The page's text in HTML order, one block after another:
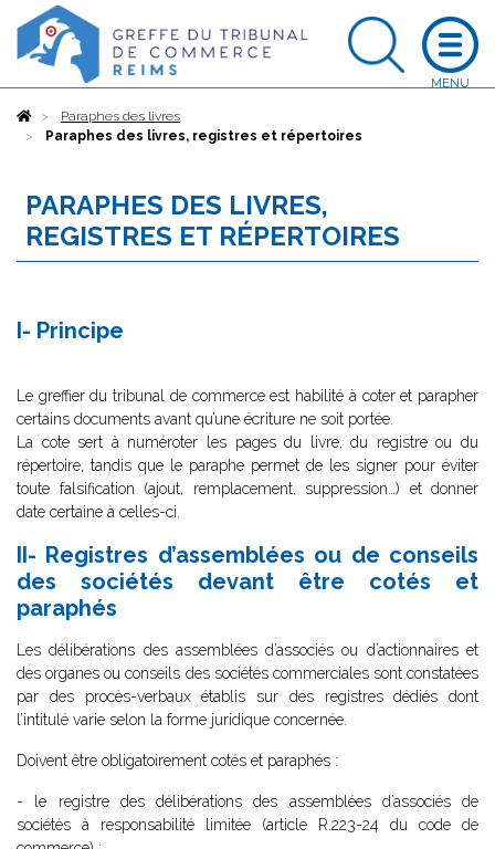
AccueilParaphes des livres
Paraphes des livres, registres et répertoires
PARAPHES DES LIVRES,
REGISTRES ET RÉPERTOIRES
I- Principe
Le greffier du tribunal de commerce est habilité à coter et parapher
certains documents avant qu’une écriture ne soit portée.
La cote sert à numéroter les pages du livre, du registre ou du
répertoire, tandis que le paraphe permet de les signer pour éviter
toute falsification (ajout, remplacement, suppression…) et donner
date certaine à celles-ci.
II- Registres d’assemblées ou de conseils
des sociétés devant être cotés et
paraphés
Les délibérations des assemblées d’associés ou d’actionnaires et
des organes ou conseils des sociétés commerciales sont constatées
par des procès-verbaux établis sur des registres dédiés dont
l’intitulé varie selon la forme juridique concernée.
Doivent être obligatoirement cotés et paraphés :
- le registre des délibérations des assemblées d’associés de
sociétés à responsabilité limitée (article R.223-24 du code de